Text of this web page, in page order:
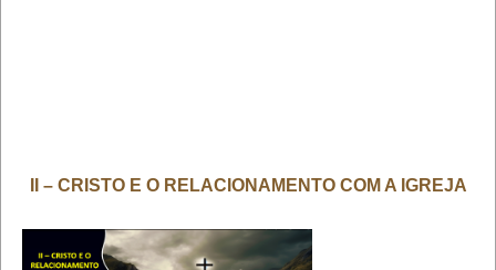
II – CRISTO E O RELACIONAMENTO COM A IGREJA